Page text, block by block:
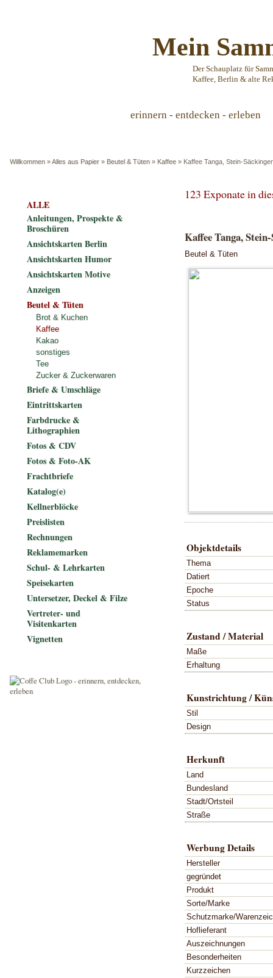
Mein
Der Schauplatz für
Kaffee, Berlin & alte
erinnern - entdecken - erleben
Willkommen »Alles aus Papier » Beutel & Tüten » Kaffee » Kaffee Tanga, Stein-
123 Exponate in
Kaffee Tanga,
Beutel & Tüten
Objektdetails
Thema
Datiert
Epoche
Status
Zustand / Material
Maße
Erhaltung
Kunstrichtung /
Stil
Design
Herkunft
Land
Bundesland
Stadt/Ortsteil
Straße
Werbung Details
Hersteller
gegründet
Produkt
Sorte/Marke
Schutzmarke/
Hoflieferant
Auszeichnungen
Besonderheiten
Kurzzeichen
ALLE
Anleitungen, Prospekte &
Broschüren
Ansichtskarten Berlin
Ansichtskarten Humor
Ansichtskarten Motive
Anzeigen
Beutel & Tüten
Brot & Kuchen
Kaffee
Kakao
sonstiges
Tee
Zucker & Zuckerwaren
Briefe & Umschläge
Eintrittskarten
Farbdrucke &
Lithographien
Fotos & CDV
Fotos & Foto-AK
Frachtbriefe
Katalog(e)
Kellnerblöcke
Preislisten
Rechnungen
Reklamemarken
Schul- & Lehrkarten
Speisekarten
Untersetzer, Deckel & Filze
Vertreter- und
Visitenkarten
Vignetten